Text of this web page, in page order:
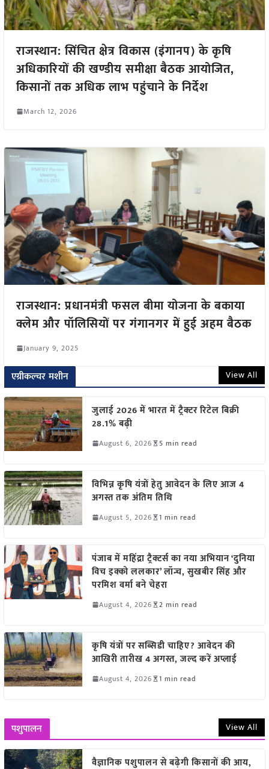
राजस्थान: सिंचित क्षेत्र विकास (इंगानप) के कृषि
अधिकारियों की खण्डीय समीक्षा बैठक आयोजित,
किसानों तक अधिक लाभ पहुंचाने के निर्देश
March 12, 2026
राजस्थान: प्रधानमंत्री फसल बीमा योजना के बकाया
क्लेम और पॉलिसियों पर गंगानगर में हुई अहम बैठक
January 9, 2025
एग्रीकल्चर मशीन View All
जुलाई 2026 में भारत में ट्रैक्टर रिटेल बिक्री
28.1% बढ़ी
August 6, 2026 5 min read
विभिन्न कृषि यंत्रों हेतु आवेदन के लिए आज 4
अगस्त तक अंतिम तिथि
August 5, 2026 1 min read
पंजाब में महिंद्रा ट्रैक्टर्स का नया अभियान ‘दुनिया
विच इक्को ललकार’ लॉन्च, सुखबीर सिंह और
परमिश वर्मा बने चेहरा
August 4, 2026 2 min read
कृषि यंत्रों पर सब्सिडी चाहिए? आवेदन की
आखिरी तारीख 4 अगस्त, जल्द करें अप्लाई
August 4, 2026 1 min read
पशुपालन View All
वैज्ञानिक पशुपालन से बढ़ेगी किसानों की आय,